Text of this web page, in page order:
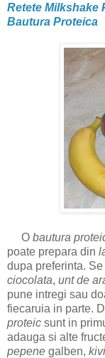
Retete Milkshake
Bautura Proteica
O bautura
poate prepara din
dupa preferinta.
ciocolata, unt de
pune intregi sau
fiecaruia in parte.
proteic sunt in
adauga si alte
pepene galben, kivi